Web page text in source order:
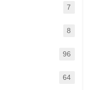
7
8
96
64